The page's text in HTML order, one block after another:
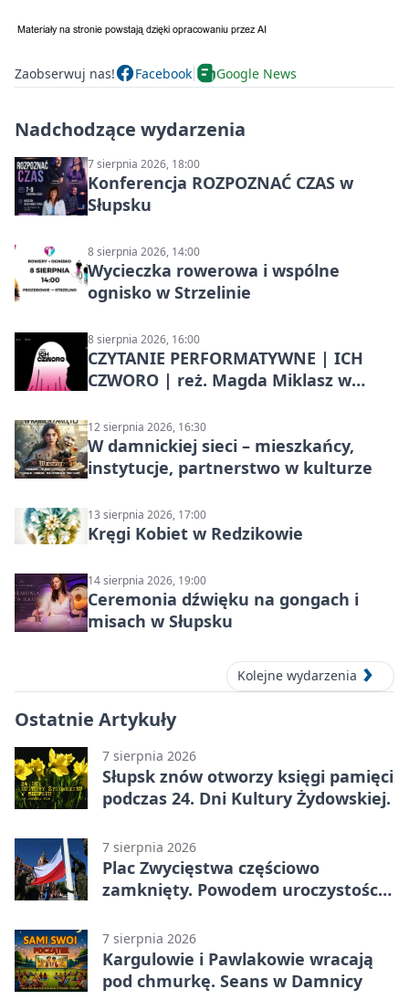
Zaobserwuj nas! Facebook Google News
Nadchodzące wydarzenia
7 sierpnia 2026, 18:00
Konferencja ROZPOZNAĆ CZAS w
Słupsku
8 sierpnia 2026, 14:00
Wycieczka rowerowa i wspólne
ognisko w Strzelinie
8 sierpnia 2026, 16:00
CZYTANIE PERFORMATYWNE | ICH
CZWORO | reż. Magda Miklasz w
12 sierpnia 2026, 16:30
W damnickiej sieci – mieszkańcy,
instytucje, partnerstwo w kulturze
13 sierpnia 2026, 17:00
Kręgi Kobiet w Redzikowie
14 sierpnia 2026, 19:00
Ceremonia dźwięku na gongach i
misach w Słupsku
Kolejne wydarzenia
Ostatnie Artykuły
7 sierpnia 2026
Słupsk znów otworzy księgi pamięci
podczas 24. Dni Kultury Żydowskiej.
7 sierpnia 2026
Plac Zwycięstwa częściowo
zamknięty. Powodem uroczystości
7 sierpnia 2026
Kargulowie i Pawlakowie wracają
pod chmurkę. Seans w Damnicy